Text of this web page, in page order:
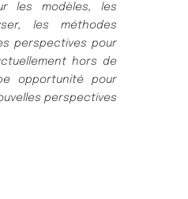
les modèles, les
les méthodes
perspectives pour
hors de
opportunité pour
perspectives